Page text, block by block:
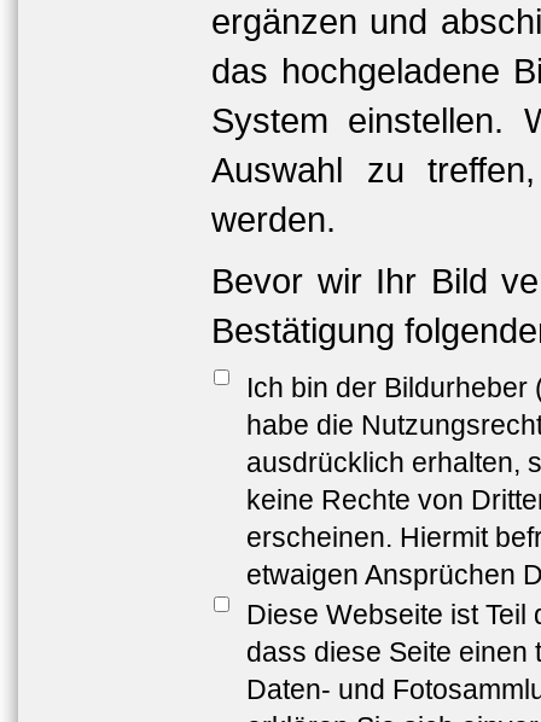
ergänzen und
das hochgeladene
System einstellen.
Auswahl zu
werden.
Bevor wir Ihr Bild
Bestätigung
Ich bin der
habe die
ausdrücklich erhalten,
keine Rechte von
erscheinen. Hiermit
etwaigen Ansprüchen
Diese Webseite ist Teil
dass diese Seite einen
Daten- und